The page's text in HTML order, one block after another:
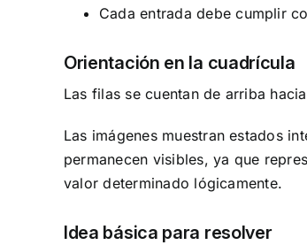
Cada entrada debe cumplir
Orientación en la cuadrícula
Las filas se cuentan de arriba
Las imágenes muestran estados
permanecen visibles, ya que
valor determinado lógicamente.
Idea básica para resolver